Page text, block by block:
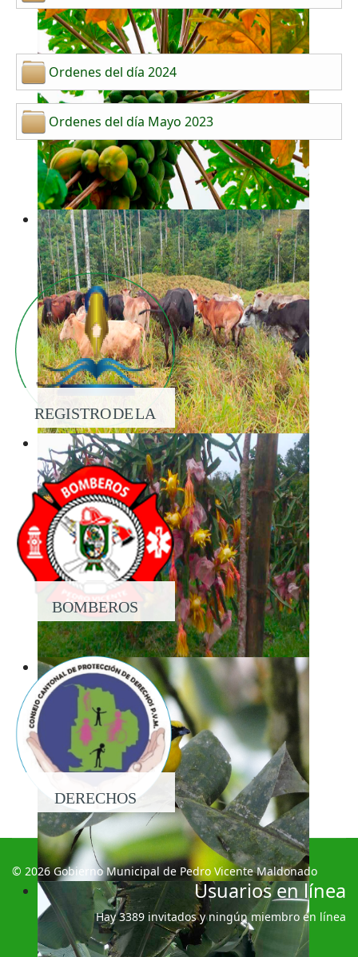
Ordenes del día 2024
Ordenes del día Mayo 2023
REGISTRO DE LA
PROPIEDAD
BOMBEROS
DERECHOS
© 2026 Gobierno Municipal de Pedro Vicente Maldonado
Usuarios en línea
Hay 3389 invitados y ningún miembro en línea